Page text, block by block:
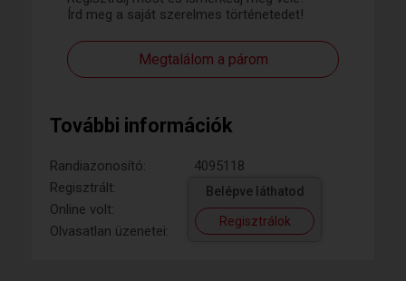
Írd meg a saját szerelmes történetedet!
Megtalálom a párom
További információk
Randiazonosító:
4095118
Regisztrált:
Online volt:
Olvasatlan üzenetei:
Belépve láthatod
Regisztrálok